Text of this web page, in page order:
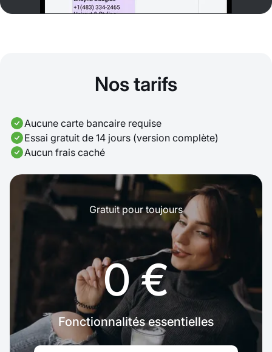
Nos tarifs
Aucune carte bancaire requise
Essai gratuit de 14 jours (version complète)
Aucun frais caché
Gratuit pour toujours
0 €
Fonctionnalités essentielles